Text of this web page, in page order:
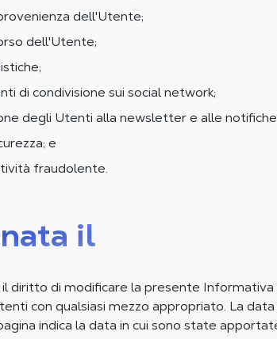
dell'Utente;
dell'Utente;
di condivisione sui social network;
degli Utenti alla newsletter e alle
e
fraudolente.
il
diritto di modificare la presente Informativa
con qualsiasi mezzo appropriato. La
indica la data in cui sono state